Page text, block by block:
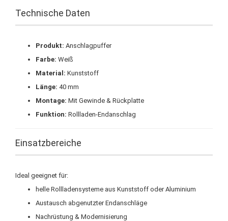
Technische Daten
Produkt: Anschlagpuffer
Farbe: Weiß
Material: Kunststoff
Länge: 40 mm
Montage: Mit Gewinde & Rückplatte
Funktion: Rollladen-Endanschlag
Einsatzbereiche
Ideal geeignet für:
helle Rollladensysteme aus Kunststoff oder Aluminium
Austausch abgenutzter Endanschläge
Nachrüstung & Modernisierung